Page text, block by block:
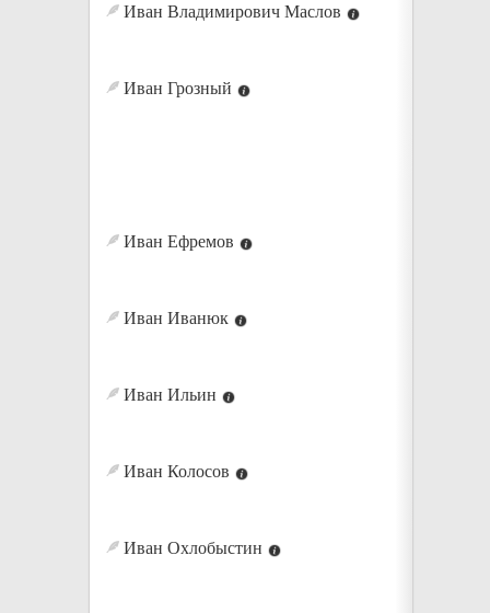
Иван Владимирович Маслов
Иван Грозный
Иван Ефремов
Иван Иванюк
Иван Ильин
Иван Колосов
Иван Охлобыстин